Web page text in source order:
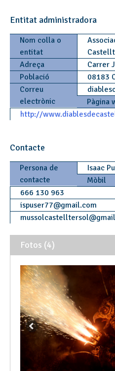
Entitat administradora
Nom colla o
entitat
Adreça
Carrer
Població
08183
Correu
electrònic
Pàgina
http://
Contacte
Persona de
contacte
Isaac
Mòbil
666 130 963
ispuser77@gmail.com
mussolcastelltersol@
Fotos (4)